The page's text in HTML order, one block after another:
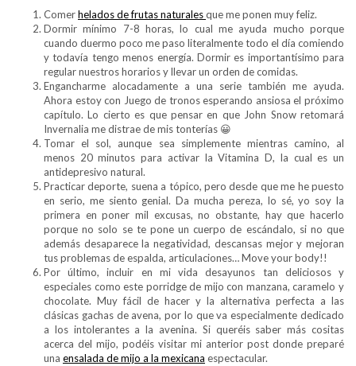
Comerhelados de frutas naturalesque me ponen muy feliz.
Dormir mínimo 7-8 horas, lo cual me ayuda mucho porque
cuando duermo poco me paso literalmente todo el día comiendo
y todavía tengo menos energía. Dormir es importantísimo para
regular nuestros horarios y llevar un orden de comidas.
Engancharme alocadamente a una serie también me ayuda.
Ahora estoy con Juego de tronos esperando ansiosa el próximo
capítulo. Lo cierto es que pensar en que John Snow retomará
Invernalia me distrae de mis tonterías 😀
Tomar el sol, aunque sea simplemente mientras camino, al
menos 20 minutos para activar la Vitamina D, la cual es un
antidepresivo natural.
Practicar deporte, suena a tópico, pero desde que me he puesto
en serio, me siento genial. Da mucha pereza, lo sé, yo soy la
primera en poner mil excusas, no obstante, hay que hacerlo
porque no solo se te pone un cuerpo de escándalo, si no que
además desaparece la negatividad, descansas mejor y mejoran
tus problemas de espalda, articulaciones… Move your body!!
Por último, incluir en mi vida desayunos tan deliciosos y
especiales como este porridge de mijo con manzana, caramelo y
chocolate. Muy fácil de hacer y la alternativa perfecta a las
clásicas gachas de avena, por lo que va especialmente dedicado
a los intolerantes a la avenina. Si queréis saber más cositas
acerca del mijo, podéis visitar mi anterior post donde preparé
una ensalada de mijo a la mexicana espectacular.